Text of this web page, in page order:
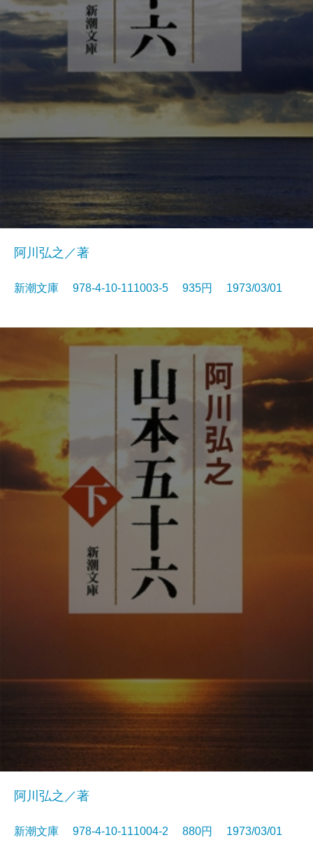
阿川弘之／著
新潮文庫 978-4-10-111003-5 935円 1973/03/01
阿川弘之／著
新潮文庫 978-4-10-111004-2 880円 1973/03/01